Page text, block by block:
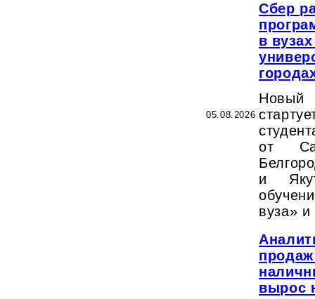
05.08.2026
Сбер
в
от
и
вуза»
вырос